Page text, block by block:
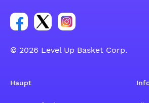
Link zur Facebook-Gruppe
Link zum Tweeter-Account
Link zum Instagram-
© 2026 Level Up Basket Corp.
Haupt